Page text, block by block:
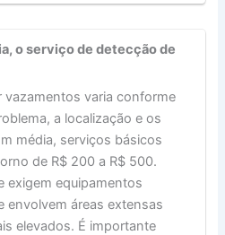
o serviço de detecção de
vazamentos varia conforme
a localização e os
média, serviços básicos
de R$ 200 a R$ 500.
exigem equipamentos
envolvem áreas extensas
elevados. É importante